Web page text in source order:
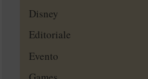
Disney
Editoriale
Evento